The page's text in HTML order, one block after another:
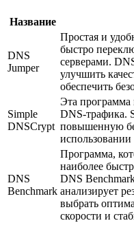
Название
DNS
Jumper
Простая и
быстро
серверами.
улучшить
обеспечить
Simple
DNSCrypt
Эта программа
DNS-трафика.
повышенную
DNS
Benchmark
Программа,
наиболее
DNS
анализирует
выбрать
скорости и